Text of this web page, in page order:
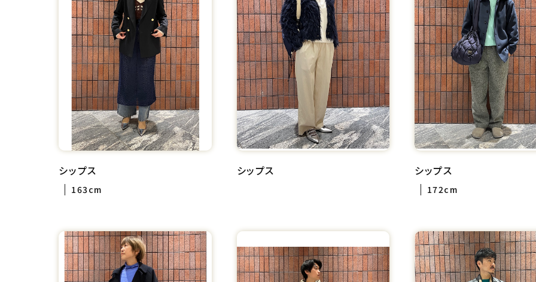
シップス
163cm
シップス シップス
172cm